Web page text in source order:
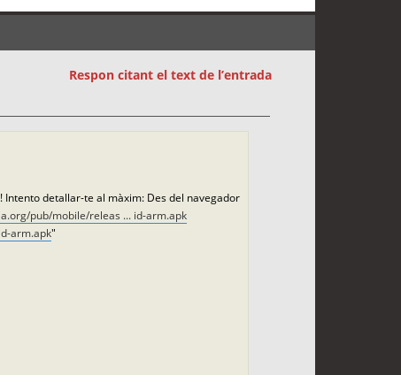
Respon citant el text de l’entrada
detallar-te al màxim: Des del navegador
pub/mobile/releas ... id-arm.apk
arm.apk"